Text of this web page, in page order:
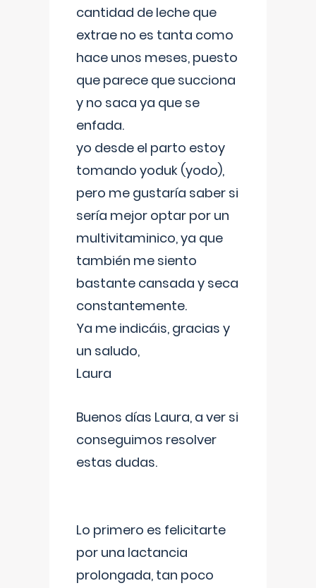
cantidad de leche que
extrae no es tanta como
hace unos meses, puesto
que parece que succiona
y no saca ya que se
enfada.
yo desde el parto estoy
tomando yoduk (yodo),
pero me gustaría saber si
sería mejor optar por un
multivitaminico, ya que
también me siento
bastante cansada y seca
constantemente.
Ya me indicáis, gracias y
un saludo,
Laura
Buenos días Laura, a ver si
conseguimos resolver
estas dudas.
Lo primero es felicitarte
por una lactancia
prolongada, tan poco